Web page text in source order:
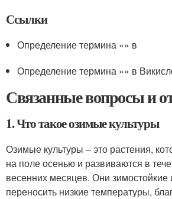
Ссылки
Определение термина «» в
Определение термина «» в
Связанные вопросы и
1. Что такое озимые культуры
Озимые культуры – это растения,
на поле осенью и развиваются в
весенних месяцев. Они зимостойкие
переносить низкие температуры,